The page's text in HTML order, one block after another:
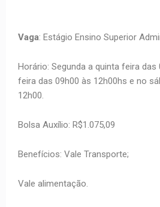
Vaga: Estágio Ensino Superior
Horário: Segunda a quinta feira das
feira das 09h00 às 12h00hs e no
12h00.
Bolsa Auxílio: R$1.075,09
Benefícios: Vale Transporte;
Vale alimentação.